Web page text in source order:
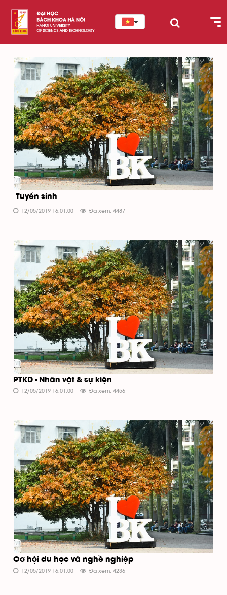
Tuyển sinh
12/05/2019 16:01:00 Đã xem: 4487
PTKD - Nhân vật & sự kiện
12/05/2019 16:01:00 Đã xem: 4456
Cơ hội du học và nghề nghiệp
12/05/2019 16:01:00 Đã xem: 4236